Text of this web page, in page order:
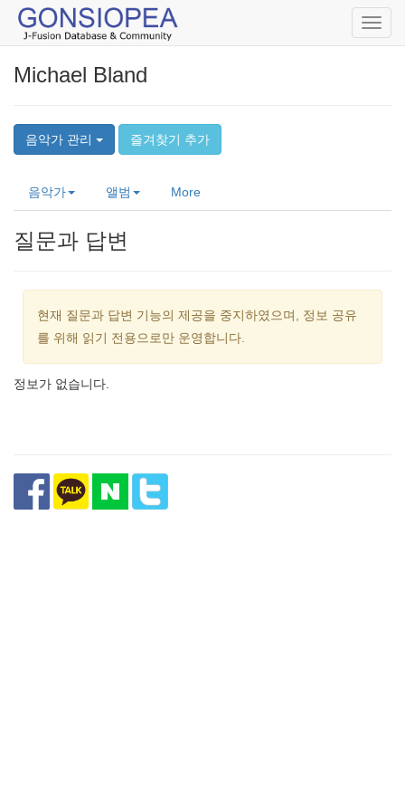
Michael Bland
음악가 관리 즐겨찾기 추가
음악가 앨범 More
질문과 답변
현재 질문과 답변 기능의 제공을 중지하였으며, 정보 공유
를 위해 읽기 전용으로만 운영합니다.
정보가 없습니다.